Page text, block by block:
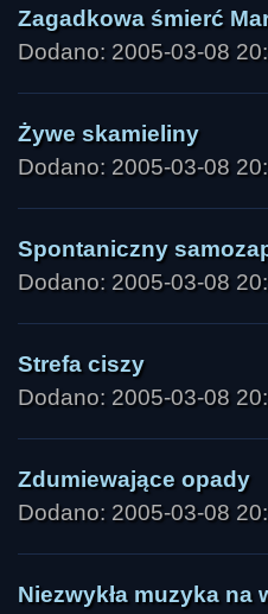
Zagadkowa śmierć
Dodano: 2005-03-08
Żywe skamieliny
Dodano: 2005-03-08
Spontaniczny
Dodano: 2005-03-08
Strefa ciszy
Dodano: 2005-03-08
Zdumiewające opady
Dodano: 2005-03-08
Niezwykła muzyka na